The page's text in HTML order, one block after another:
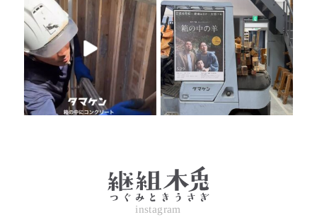
instagram